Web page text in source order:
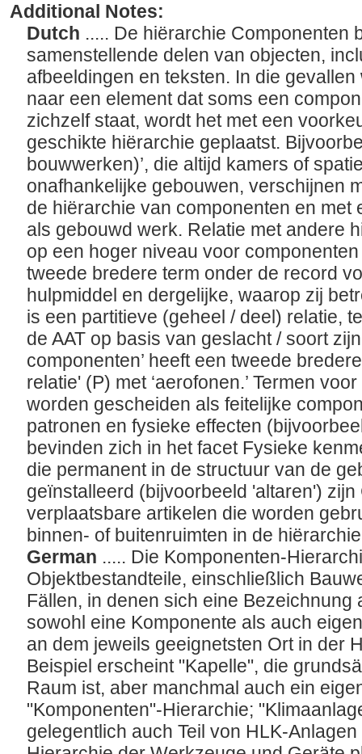
Additional Notes:
Dutch ..... De hiërarchie Componenten
samenstellende delen van objecten,
afbeeldingen en teksten. In die
naar een element dat soms een
zichzelf staat, wordt het met een
geschikte hiërarchie geplaatst.
bouwwerken)’, die altijd kamers of
onafhankelijke gebouwen, verschijnen
de hiërarchie van componenten en met
als gebouwd werk. Relatie met andere
op een hoger niveau voor
tweede bredere term onder de record
hulpmiddel en dergelijke, waarop zij
is een partitieve (geheel / deel) relatie,
de AAT op basis van geslacht / soort
componenten’ heeft een tweede
relatie' (P) met ‘aerofonen.’ Termen
worden gescheiden als feitelijke
patronen en fysieke effecten
bevinden zich in het facet Fysieke
die permanent in de structuur van de
geïnstalleerd (bijvoorbeeld 'altaren')
verplaatsbare artikelen die worden
binnen- of buitenruimten in de
German ..... Die Komponenten-
Objektbestandteile, einschließlich
Fällen, in denen sich eine Bezeichnung
sowohl eine Komponente als auch
an dem jeweils geeignetsten Ort in der
Beispiel erscheint "Kapelle", die
Raum ist, aber manchmal auch ein
"Komponenten"-Hierarchie;
gelegentlich auch Teil von HLK-